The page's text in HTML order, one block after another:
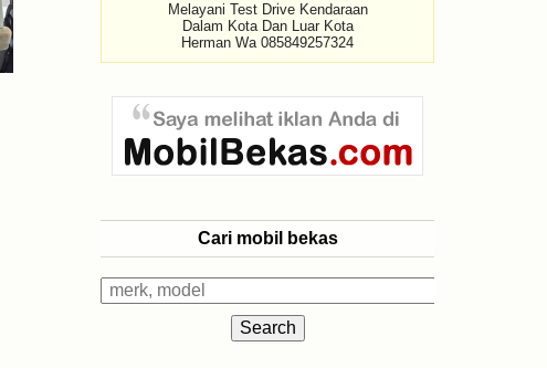
Melayani Test Drive Kendaraan
Dalam Kota Dan Luar Kota
Herman Wa 085849257324
Cari mobil bekas